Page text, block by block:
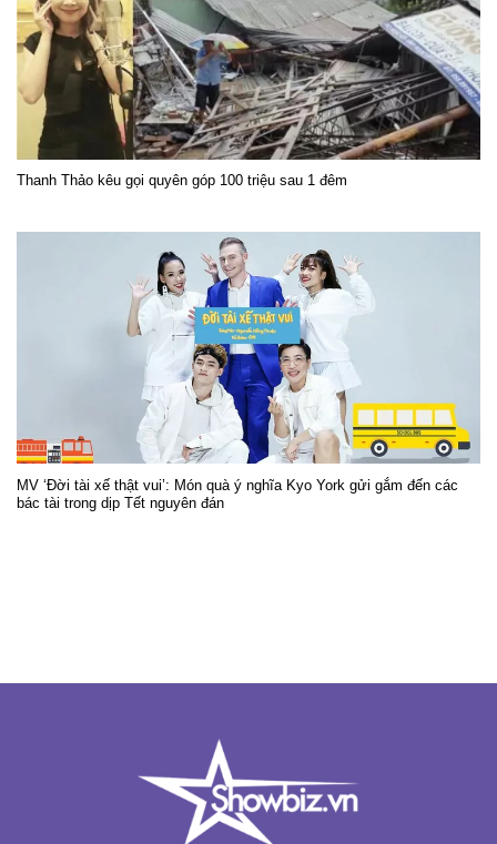
Thanh Thảo kêu gọi quyên góp 100 triệu sau 1 đêm
MV ‘Đời tài xế thật vui’: Món quà ý nghĩa Kyo York gửi gắm đến các
bác tài trong dịp Tết nguyên đán